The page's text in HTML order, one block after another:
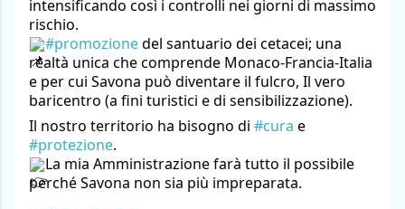
intensificando così i controlli nei giorni di massimo
rischio.
#promozione del santuario dei cetacei; una
realtà unica che comprende Monaco-Francia-Italia
e per cui Savona può diventare il fulcro, Il vero
baricentro (a fini turistici e di sensibilizzazione).
Il nostro territorio ha bisogno di #cura
#protezione.
La mia Amministrazione farà tutto il possibile
perché Savona non sia più impreparata.